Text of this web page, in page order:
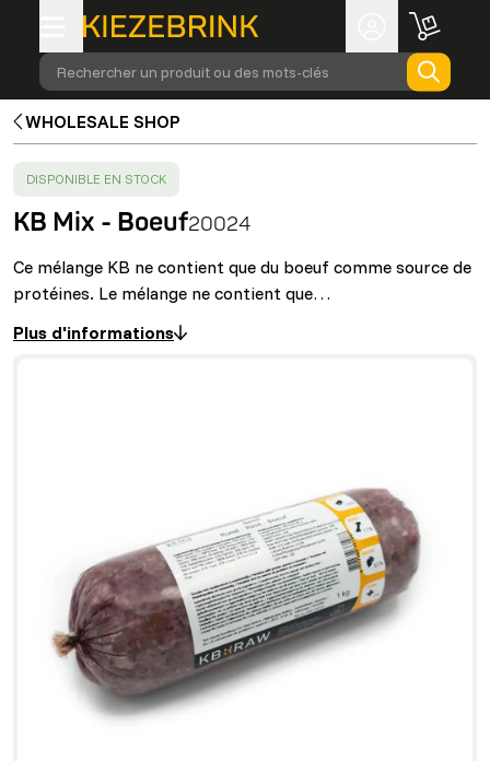
Rechercher un produit ou des mots-clés
WHOLESALE SHOP
SUCCESS:
DISPONIBLE EN STOCK
KB Mix - Boeuf20024
Ce mélange KB ne contient que du boeuf comme source de
protéines. Le mélange ne contient que…
Plus d'informations